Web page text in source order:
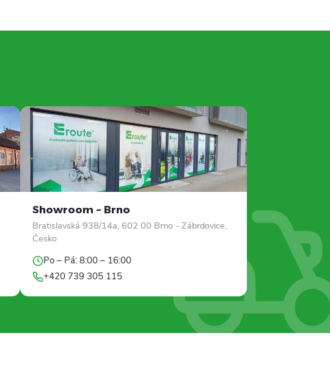
Showroom – Brno
Bratislavská 938/14a, 602 00 Brno - Zábrdovice,
Česko
Po – Pá: 8:00 – 16:00
+420 739 305 115